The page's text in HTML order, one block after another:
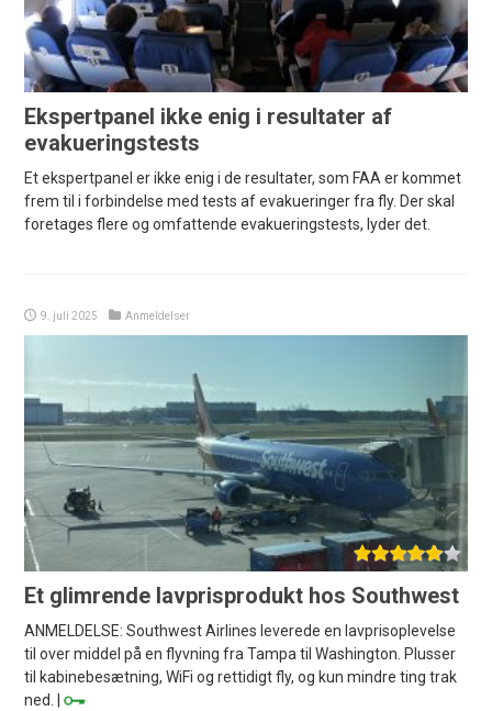
Ekspertpanel ikke enig i resultater af
evakueringstests
Et ekspertpanel er ikke enig i de resultater, som FAA er kommet
frem til i forbindelse med tests af evakueringer fra fly. Der skal
foretages flere og omfattende evakueringstests, lyder det.
9. juli 2025 Anmeldelser
Et glimrende lavprisprodukt hos Southwest
ANMELDELSE: Southwest Airlines leverede en lavprisoplevelse
til over middel på en flyvning fra Tampa til Washington. Plusser
til kabinebesætning, WiFi og rettidigt fly, og kun mindre ting trak
ned. |